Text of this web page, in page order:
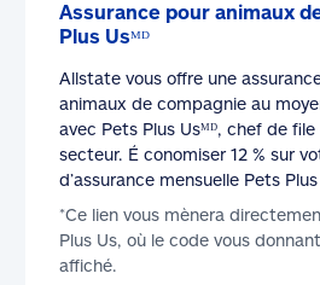
Assurance pour animaux
Plus Usᴹᴰ
Allstate vous offre une
animaux de compagnie au
avec Pets Plus Usᴹᴰ, chef de
secteur. É conomiser 12 % sur
d’assurance mensuelle Pets Plus
*Ce lien vous mènera
Plus Us, où le code vous
affiché.